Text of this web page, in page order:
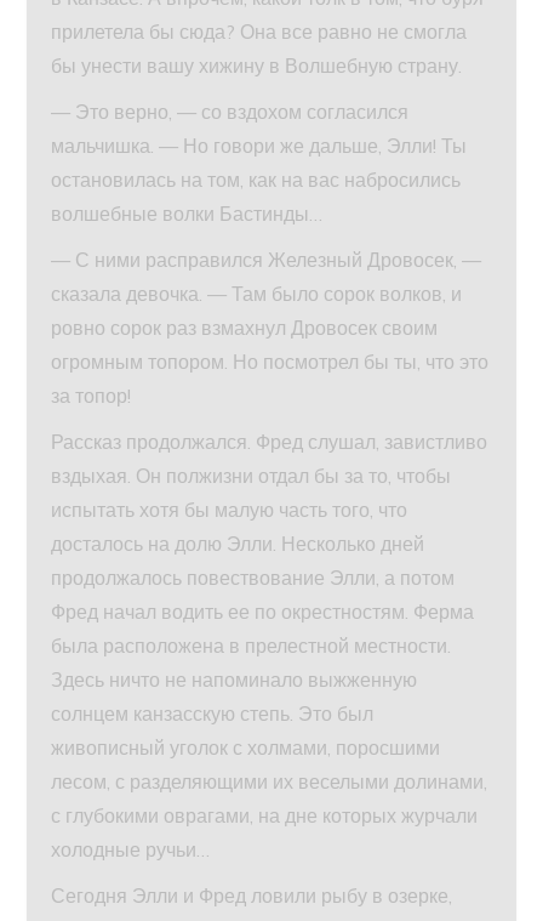
прилетела бы сюда? Она все равно не смогла
бы унести вашу хижину в Волшебную страну.
— Это верно, — со вздохом согласился
мальчишка. — Но говори же дальше, Элли! Ты
остановилась на том, как на вас набросились
волшебные волки Бастинды…
— С ними расправился Железный Дровосек, —
сказала девочка. — Там было сорок волков, и
ровно сорок раз взмахнул Дровосек своим
огромным топором. Но посмотрел бы ты, что это
за топор!
Рассказ продолжался. Фред слушал, завистливо
вздыхая. Он полжизни отдал бы за то, чтобы
испытать хотя бы малую часть того, что
досталось на долю Элли. Несколько дней
продолжалось повествование Элли, а потом
Фред начал водить ее по окрестностям. Ферма
была расположена в прелестной местности.
Здесь ничто не напоминало выжженную
солнцем канзасскую степь. Это был
живописный уголок с холмами, поросшими
лесом, с разделяющими их веселыми долинами,
с глубокими оврагами, на дне которых журчали
холодные ручьи…
Сегодня Элли и Фред ловили рыбу в озерке,